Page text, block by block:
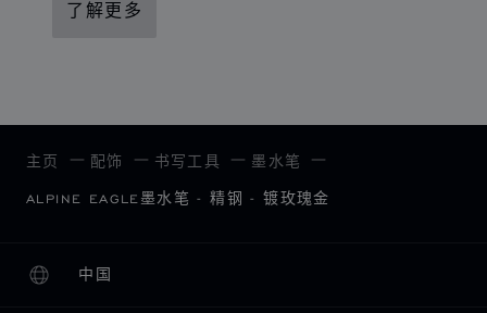
了解更多
主页 配饰 书写工具 墨水笔
ALPINE EAGLE墨水笔 - 精钢 - 镀玫瑰金
中国
本地化（更改国家/地区）
更改国家/地区